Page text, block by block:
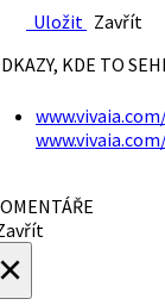
Uložit Zavřít
KDE TO